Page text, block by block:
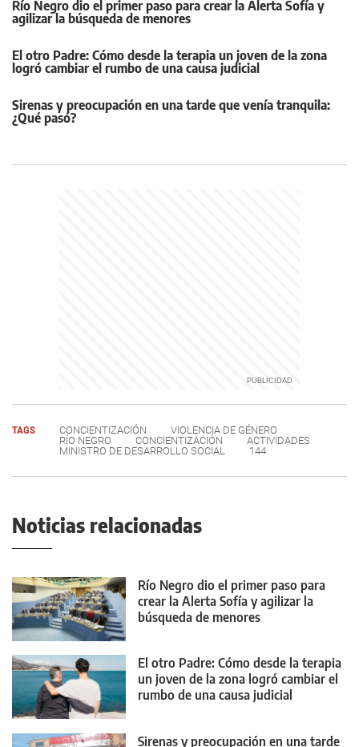
Río Negro dio el primer paso para crear la Alerta Sofía y
agilizar la búsqueda de menores
El otro Padre: Cómo desde la terapia un joven de la zona
logró cambiar el rumbo de una causa judicial
Sirenas y preocupación en una tarde que venía tranquila:
¿Qué pasó?
TAGS CONCIENTIZACIÓN
VIOLENCIA DE GÉNERO
RÍO NEGRO
CONCIENTIZACIÓN
ACTIVIDADES
MINISTRO DE DESARROLLO SOCIAL
144
Noticias relacionadas
Río Negro dio el primer paso para
crear la Alerta Sofía y agilizar la
búsqueda de menores
El otro Padre: Cómo desde la terapia
un joven de la zona logró cambiar el
rumbo de una causa judicial
Sirenas y preocupación en una tarde